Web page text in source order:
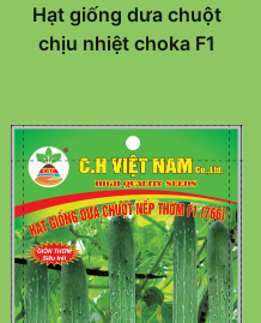
Hạt giống dưa chuột
chịu nhiệt choka F1